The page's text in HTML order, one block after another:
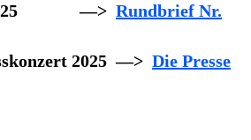
2025 —> Rundbrief Nr.
2025 —> Die Presse